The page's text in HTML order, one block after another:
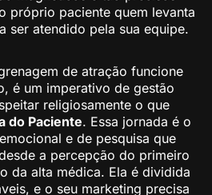
próprio paciente quem levanta
ser atendido pela sua equipe.
de atração funcione
é um imperativo de gestão
religiosamente o que
do Paciente. Essa jornada é o
e de pesquisa que
a percepção do primeiro
da alta médica. Ela é dividida
e o seu marketing precisa